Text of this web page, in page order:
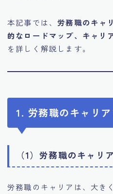
本記事では、 労務職のキャ
的なロードマップ、キャリ
を詳しく解説します。
1. 労務職のキャリ
（1）労務職のキャリ
労務職のキャリアは、大き